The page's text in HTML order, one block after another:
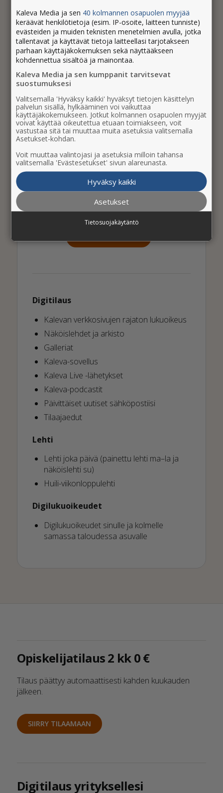
Kaleva Digi + Lehti
Rajaton digilukuoikeus ja lehti joka päivä
NORM. ALK. 45,90 €
32,90 €/kk
Uuden tilaajan tutustumistarjous!
Digitilaus
Kalevan verkkosivujen rajaton lukuoikeus
Näköislehdet ja arkisto
Galleriat
Kaleva-sovellus
Kaleva Live -lähetykset
Kaleva-podcastit
Päivittäiset uutiset sähköpostiisi
Tilaajaedut
Lehti
Lehti joka päivä (painettu lehti ma–la ja
näköislehti su)
Huili-viikonloppulehti
Digilukuoikeudet
Digilukuoikeudet sinulle ja kolmelle
samassa taloudessa asuvalle
Opiskelijatilaus 2 kk 0 €
Tilaus päättyy automaattisesti kahden kuukauden
jälkeen.
SIIRRY TILAAMAAN
Digitilaus yrityksellesi
Kaleva Media ja sen 40 kolmannen osapuolen myyjää
keräävät henkilötietoja (esim. IP-osoite, laitteen tunniste)
evästeiden ja muiden teknisten menetelmien avulla, jotka
tallentavat ja käyttävät tietoja laitteellasi tarjotakseen
parhaan käyttäjäkokemuksen sekä näyttääkseen
kohdennettua sisältöä ja mainontaa.
Kaleva Media ja sen kumppanit tarvitsevat
suostumuksesi
Valitsemalla 'Hyväksy kaikki' hyväksyt tietojen käsittelyn
palvelun sisällä, hylkääminen voi vaikuttaa
käyttäjäkokemukseen. Jotkut kolmannen osapuolen myyjät
voivat käyttää oikeutettua etuaan toimiakseen, voit
vastustaa sitä tai muuttaa muita asetuksia valitsemalla
Asetukset-kohdan.
Voit muuttaa valintojasi ja asetuksia milloin tahansa
valitsemalla 'Evästesetukset' sivun alareunasta.
Hyväksy kaikki
Asetukset
Tietosuojakäytäntö